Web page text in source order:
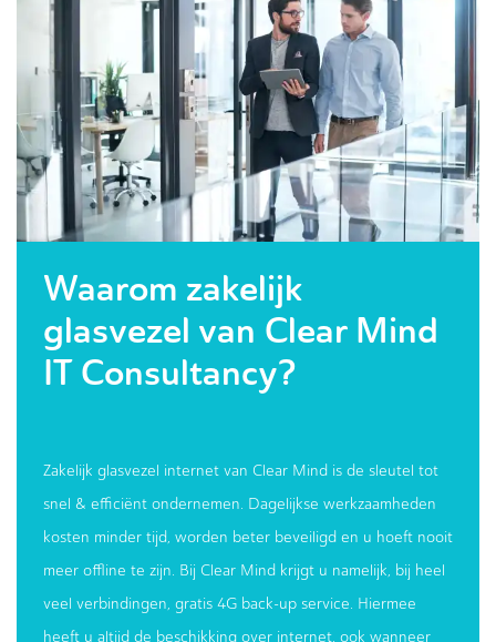
Waarom zakelijk
glasvezel van Clear Mind
IT Consultancy?
Zakelijk glasvezel internet van Clear Mind is de sleutel tot
snel & efficiënt ondernemen. Dagelijkse werkzaamheden
kosten minder tijd, worden beter beveiligd en u hoeft nooit
meer offline te zijn. Bij Clear Mind krijgt u namelijk, bij heel
veel verbindingen, gratis 4G back-up service. Hiermee
heeft u altijd de beschikking over internet, ook wanneer